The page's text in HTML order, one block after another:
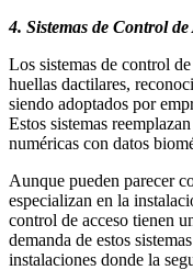
4. Sistemas de Control
Los sistemas de control
huellas dactilares,
siendo adoptados por
Estos sistemas
numéricas con datos
Aunque pueden parecer
especializan en la
control de acceso tienen
demanda de estos
instalaciones donde la